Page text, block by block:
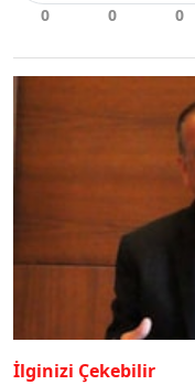
İlginizi Çekebilir